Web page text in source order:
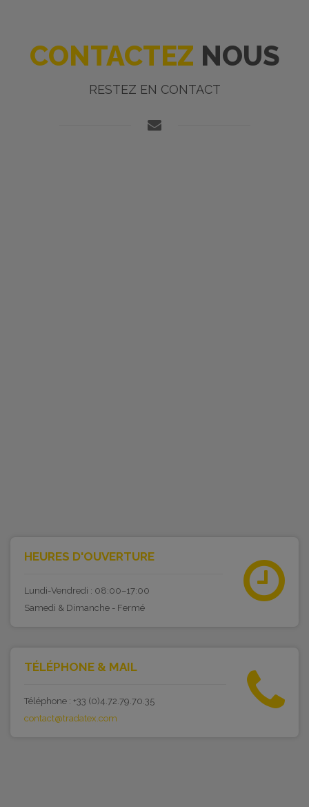
CONTACTEZ NOUS
RESTEZ EN CONTACT
HEURES D'OUVERTURE
Lundi-Vendredi : 08:00–17:00
Samedi & Dimanche - Fermé
TÉLÉPHONE & MAIL
Téléphone : +33 (0)4.72.79.70.35
contact@tradatex.com